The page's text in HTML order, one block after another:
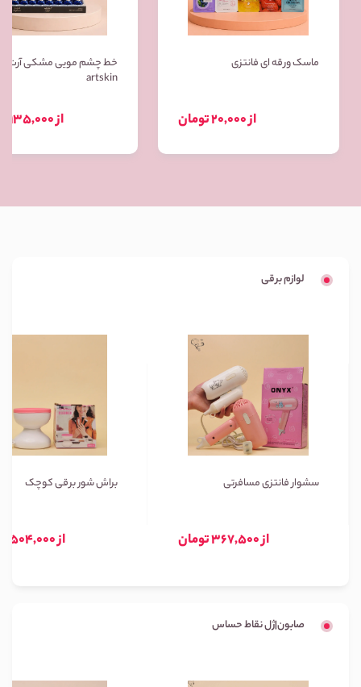
ماسک ورقه ای فانتزی
از 20,000 تومان
خط چشم مویی مشکی آرت
artskin
از 135,000 تومان
لوازم برقی
سشوار فانتزی مسافرتی
از 367,500 تومان
براش شور برقی کوچک
از 504,000 تومان
صابون|ژل نقاط حساس